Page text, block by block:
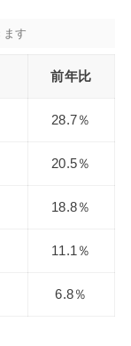
前年比
28.7％
20.5％
18.8％
11.1％
6.8％